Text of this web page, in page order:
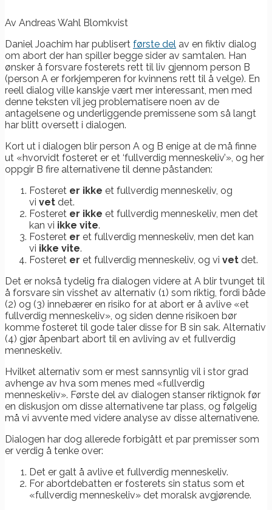
Av Andreas Wahl Blomkvist
Daniel Joachim har publisert første del av en fiktiv dialog
om abort der han spiller begge sider av samtalen. Han
ønsker å forsvare fosterets rett til liv gjennom person B
(person A er forkjemperen for kvinnens rett til å velge). En
reell dialog ville kanskje vært mer interessant, men med
denne teksten vil jeg problematisere noen av de
antagelsene og underliggende premissene som så langt
har blitt oversett i dialogen.
Kort ut i dialogen blir person A og B enige at de må finne
ut «hvorvidt fosteret er et ‘fullverdig menneskeliv’», og her
oppgir B fire alternativene til denne påstanden:
Fosteret er ikke et fullverdig menneskeliv, og
vi vet det.
Fosteret er ikke et fullverdig menneskeliv, men det
kan vi ikke vite.
Fosteret er et fullverdig menneskeliv, men det kan
vi ikke vite.
Fosteret er et fullverdig menneskeliv, og vi vet det.
Det er nokså tydelig fra dialogen videre at A blir tvunget til
å forsvare sin visshet av alternativ (1) som riktig, fordi både
(2) og (3) innebærer en risiko for at abort er å avlive «et
fullverdig menneskeliv», og siden denne risikoen bør
komme fosteret til gode taler disse for B sin sak. Alternativ
(4) gjør åpenbart abort til en avliving av et fullverdig
menneskeliv.
Hvilket alternativ som er mest sannsynlig vil i stor grad
avhenge av hva som menes med «fullverdig
menneskeliv». Første del av dialogen stanser riktignok før
en diskusjon om disse alternativene tar plass, og følgelig
må vi avvente med videre analyse av disse alternativene.
Dialogen har dog allerede forbigått et par premisser som
er verdig å tenke over:
Det er galt å avlive et fullverdig menneskeliv.
For abortdebatten er fosterets sin status som et
«fullverdig menneskeliv» det moralsk avgjørende.